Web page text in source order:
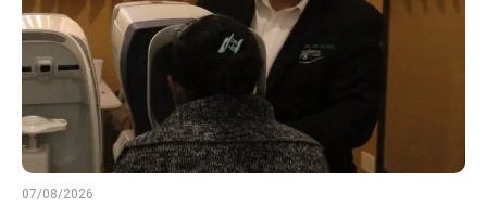
07/08/2026